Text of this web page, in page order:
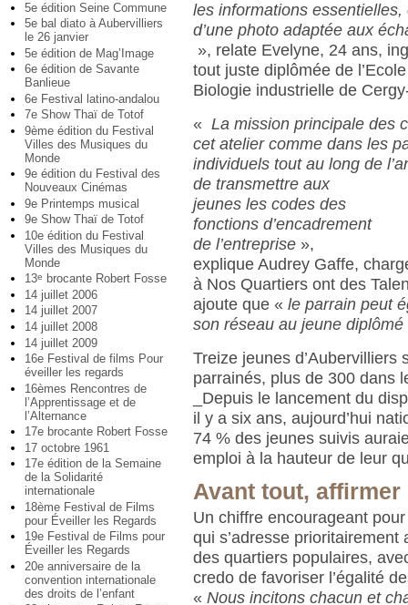
5e édition Seine Commune
5e bal diato à Aubervilliers
le 26 janvier
5e édition de Mag’Image
6e édition de Savante
Banlieue
6e Festival latino-andalou
7e Show Thaï de Totof
9ème édition du Festival
Villes des Musiques du
Monde
9e édition du Festival des
Nouveaux Cinémas
9e Printemps musical
9e Show Thaï de Totof
10e édition du Festival
Villes des Musiques du
Monde
13e
brocante Robert Fosse
14 juillet 2006
14 juillet 2007
14 juillet 2008
14 juillet 2009
16e Festival de films Pour
éveiller les regards
16èmes Rencontres de
l’Apprentissage et de
l’Alternance
17e brocante Robert Fosse
17 octobre 1961
17e édition de la Semaine
de la Solidarité
internationale
18ème Festival de Films
pour Éveiller les Regards
19e Festival de Films pour
Éveiller les Regards
20e anniversaire de la
convention internationale
des droits de l’enfant
les informations essentielles,
d’une photo adaptée aux
», relate Evelyne, 24 ans,
tout juste diplômée de
Biologie industrielle de
« La mission principale des
cet atelier comme dans les
individuels tout au long de
de transmettre aux
jeunes les codes des
fonctions d’encadrement
de l’entreprise »,
explique Audrey Gaffe,
à Nos Quartiers ont des
ajoute que «le parrain peut
son réseau au jeune diplômé
Treize jeunes d’Aubervilliers
parrainés, plus de 300 dans
_Depuis le lancement du
il y a six ans, aujourd’hui
74 % des jeunes suivis
emploi à la hauteur de leur
Avant tout,
Un chiffre encourageant
qui s’adresse prioritairement
des quartiers populaires,
credo de favoriser l’égalité
«Nous incitons chacun et